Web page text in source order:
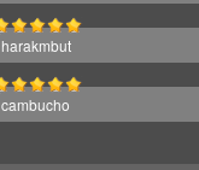
harakmbut
cambucho